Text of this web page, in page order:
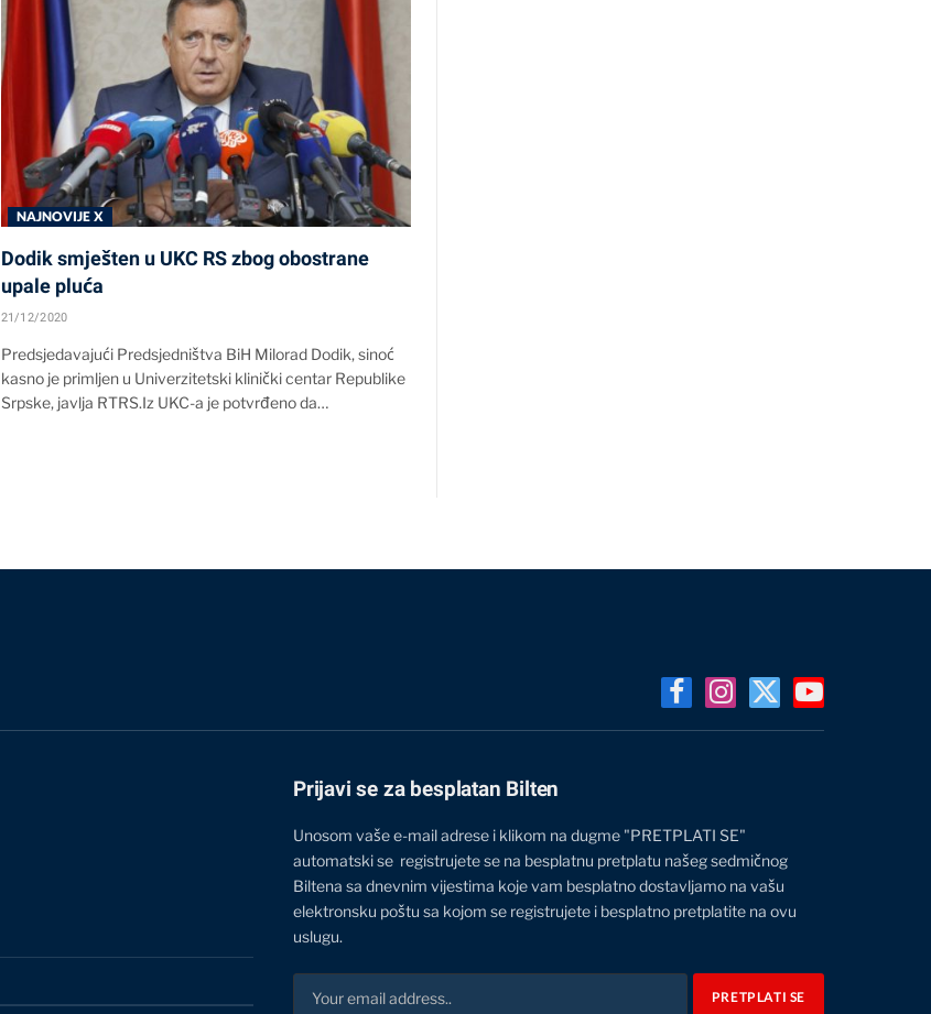
NAJNOVIJE X
Dodik smješten u UKC RS zbog obostrane
upale pluća
21/12/2020
Predsjedavajući Predsjedništva BiH Milorad Dodik, sinoć
kasno je primljen u Univerzitetski klinički centar Republike
Srpske, javlja RTRS.Iz UKC-a je potvrđeno da…
FacebookInstagram
X
(Twitter)
YouTube
Prijavi se za besplatan Bilten
Unosom vaše e-mail adrese i klikom na dugme "PRETPLATI SE"
automatski se registrujete se na besplatnu pretplatu našeg sedmičnog
Biltena sa dnevnim vijestima koje vam besplatno dostavljamo na vašu
elektronsku poštu sa kojom se registrujete i besplatno pretplatite na ovu
uslugu.